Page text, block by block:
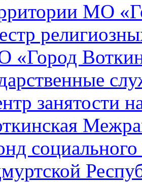
МО
«Город
занятости